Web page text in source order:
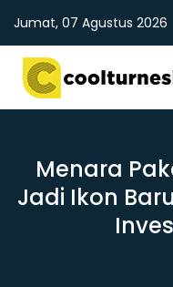
Jumat, 07 Agustus 2026
Menara
Jadi Ikon